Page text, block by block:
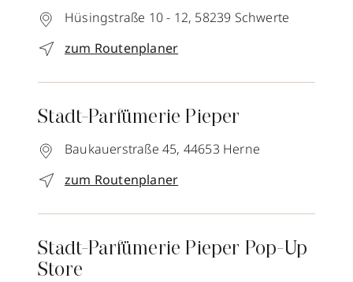
Hüsingstraße 10 - 12, 58239 Schwerte
zum Routenplaner
Stadt-Parfümerie Pieper
Baukauerstraße 45, 44653 Herne
zum Routenplaner
Stadt-Parfümerie Pieper Pop-Up
Store